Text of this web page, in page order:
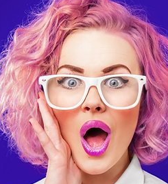
produits
ACHETEZ